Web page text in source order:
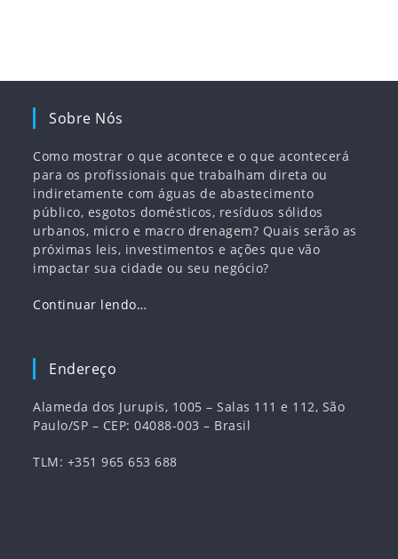
Sobre Nós
Como mostrar o que acontece e o que acontecerá
para os profissionais que trabalham direta ou
indiretamente com águas de abastecimento
público, esgotos domésticos, resíduos sólidos
urbanos, micro e macro drenagem? Quais serão as
próximas leis, investimentos e ações que vão
impactar sua cidade ou seu negócio?
Continuar lendo…
Endereço
Alameda dos Jurupis, 1005 – Salas 111 e 112, São
Paulo/SP – CEP: 04088-003 – Brasil
TLM: +351 965 653 688